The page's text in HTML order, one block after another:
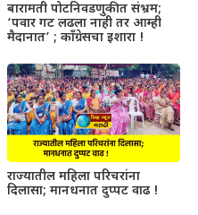
बारामती पोटनिवडणुकीत संभ्रम;
‘पवार गट लढला नाही तर आम्ही
मैदानात’ ; काँग्रेसचा इशारा !
राज्यातील महिला परिचरांना
दिलासा; मानधनात दुप्पट वाढ !